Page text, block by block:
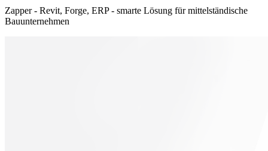
Zapper - Revit, Forge, ERP - smarte Lösung für mittelständische
Bauunternehmen